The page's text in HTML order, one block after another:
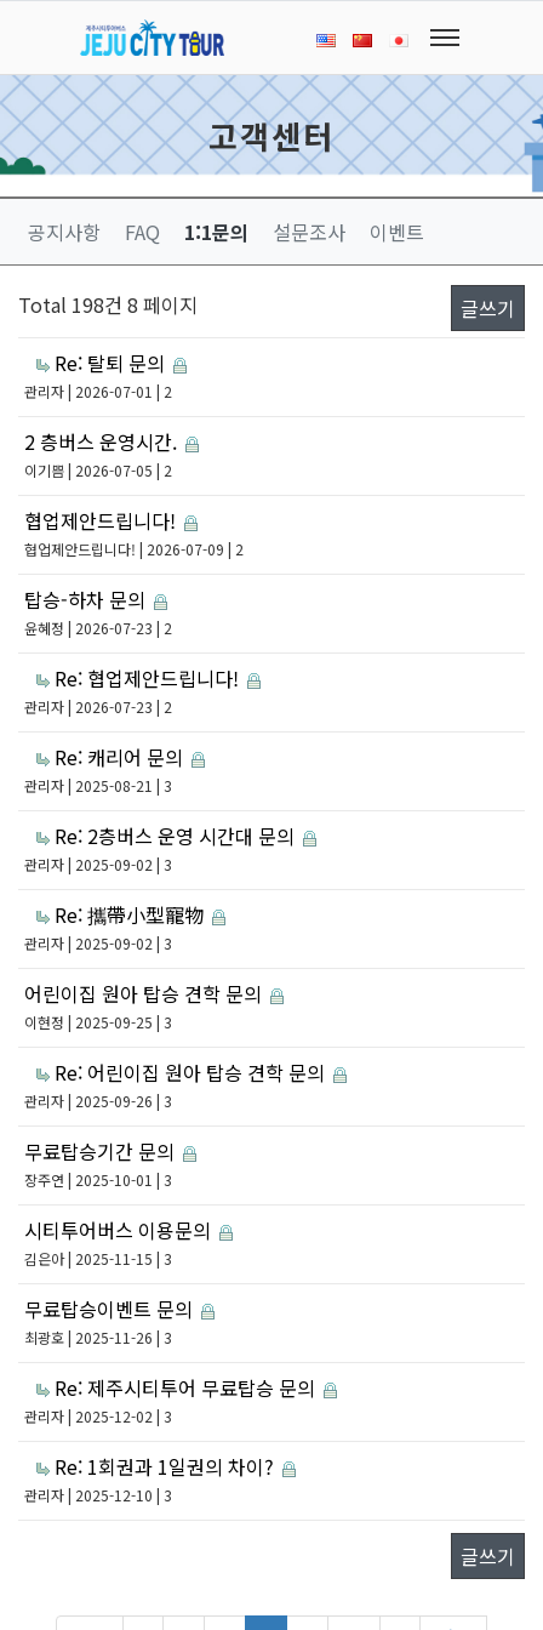
고객센터
공지사항 FAQ 1:1문의 설문조사 이벤트
Total 198건 8 페이지
글쓰기
Re: 탈퇴 문의
관리자| 2026-07-01 | 2
2 층버스 운영시간.
이기쁨| 2026-07-05 | 2
협업제안드립니다!
협업제안드립니다! | 2026-07-09 | 2
탑승-하차 문의
윤혜정 | 2026-07-23 | 2
Re: 협업제안드립니다!
관리자| 2026-07-23 | 2
Re: 캐리어 문의
관리자| 2025-08-21 | 3
Re: 2층버스 운영 시간대 문의
관리자| 2025-09-02 | 3
Re: 攜帶小型寵物
관리자| 2025-09-02 | 3
어린이집 원아 탑승 견학 문의
이현정 | 2025-09-25 | 3
Re: 어린이집 원아 탑승 견학 문의
관리자| 2025-09-26 | 3
무료탑승기간 문의
장주연 | 2025-10-01 | 3
시티투어버스 이용문의
김은아| 2025-11-15 | 3
무료탑승이벤트 문의
최광호| 2025-11-26 | 3
Re: 제주시티투어 무료탑승 문의
관리자| 2025-12-02 | 3
Re: 1회권과 1일권의 차이?
관리자| 2025-12-10 | 3
글쓰기